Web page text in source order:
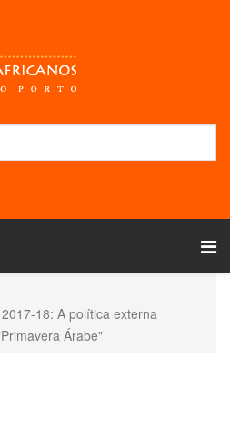
18: A política externa
Árabe"